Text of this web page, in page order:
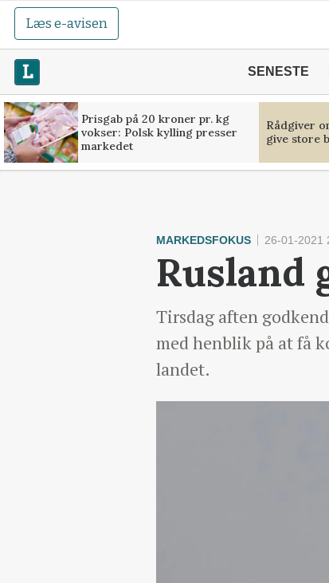
Læs e-avisen
SENESTE
Prisgab på 20 kroner pr. kg
vokser: Polsk kylling presser
markedet
Rådgiver
give store
MARKEDSFOKUS 26-01-2021
Rusland
Tirsdag aften
med henblik på at få
landet.